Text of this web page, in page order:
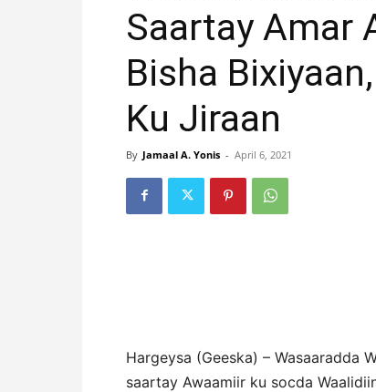
Saartay Amar
Bisha
Ku Jiraan
By Jamaal A. Yonis - April 6, 2021
Hargeysa (Geeska) – Wasaaradda
saartay Awaamiir ku socda